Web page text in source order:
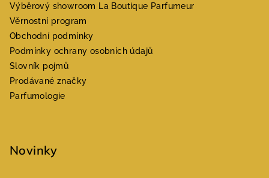
Výběrový showroom La Boutique Parfumeur
Věrnostní program
Obchodní podmínky
Podmínky ochrany osobních údajů
Slovník pojmů
Prodávané značky
Parfumologie
Novinky